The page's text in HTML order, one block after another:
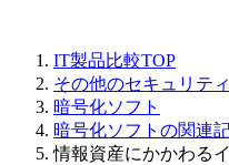
IT製品比較TOP
その他のセキュリティ
暗号化ソフト
暗号化ソフトの関連
情報資産にかかわる